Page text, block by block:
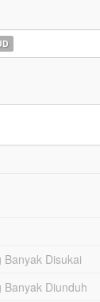
Banyak Disukai
Banyak Diunduh